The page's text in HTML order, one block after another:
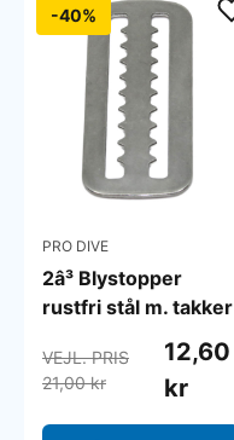
-40%
PRO DIVE
2â³ Blystopper
rustfri stål m. takker
VEJL. PRIS
21,00 kr
12,60
kr